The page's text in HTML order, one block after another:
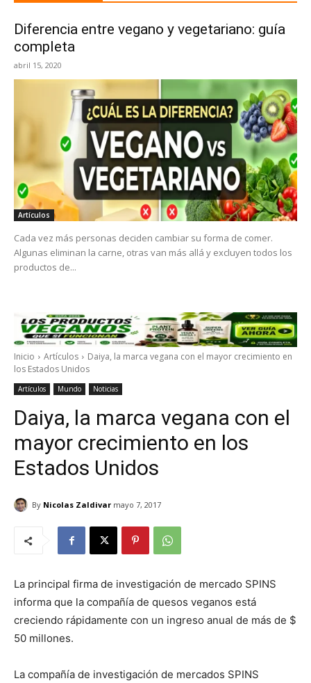
Diferencia entre vegano y vegetariano: guía
completa
abril 15, 2020
Artículos
Cada vez más personas deciden cambiar su forma de comer.
Algunas eliminan la carne, otras van más allá y excluyen todos los
productos de...